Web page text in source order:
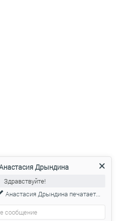
на официальном веб-сайте
Дрындина
Здравствуйте!
Анастасия Дрындина печатает...